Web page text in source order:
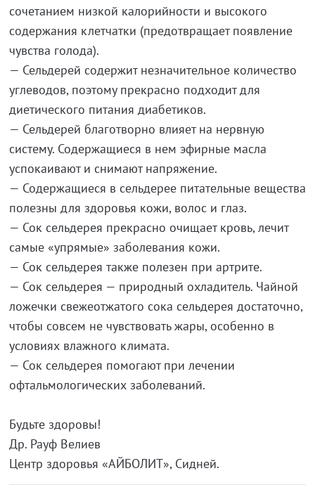
сочетанием низкой калорийности и высокого
содержания клетчатки (предотвращает появление
чувства голода).
— Сельдерей содержит незначительное количество
углеводов, поэтому прекрасно подходит для
диетического питания диабетиков.
— Сельдерей благотворно влияет на нервную
систему. Содержащиеся в нем эфирные масла
успокаивают и снимают напряжение.
— Содержащиеся в сельдерее питательные вещества
полезны для здоровья кожи, волос и глаз.
— Сок сельдерея прекрасно очищает кровь, лечит
самые «упрямые» заболевания кожи.
— Сок сельдерея также полезен при артрите.
— Сок сельдерея — природный охладитель. Чайной
ложечки свежеотжатого сока сельдерея достаточно,
чтобы совсем не чувствовать жары, особенно в
условиях влажного климата.
— Сок сельдерея помогают при лечении
офтальмологических заболеваний.
Будьте здоровы!
Др. Рауф Велиев
Центр здоровья «АЙБОЛИТ», Сидней.